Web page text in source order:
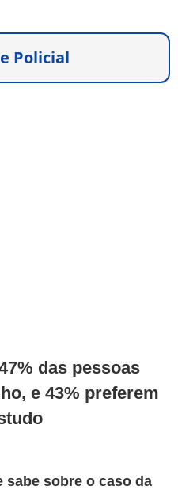
Policial
das pessoas
e 43% preferem
sabe sobre o caso da